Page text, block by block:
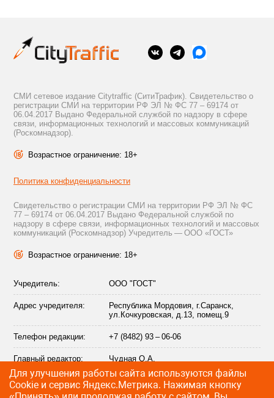
СМИ сетевое издание Citytraffic (СитиТрафик). Свидетельство о
регистрации СМИ на территории РФ ЭЛ № ФС 77 – 69174 от
06.04.2017 Выдано Федеральной службой по надзору в сфере
связи, информационных технологий и массовых коммуникаций
(Роскомнадзор).
Возрастное ограничение: 18+
Политика конфиденциальности
Свидетельство о регистрации СМИ на территории РФ ЭЛ № ФС
77 – 69174 от 06.04.2017 Выдано Федеральной службой по
надзору в сфере связи, информационных технологий и массовых
коммуникаций (Роскомнадзор) Учредитель — ООО «ГОСТ»
Возрастное ограничение: 18+
Учредитель: ООО "ГОСТ"
Адрес учредителя:
Республика Мордовия, г.Саранск,
ул.Кочкуровская, д.13, помещ.9
Телефон редакции: +7 (8482) 93 – 06-06
Главный редактор: Чудная О.А.
Адрес электронной
почты редакции:
info@citytraffic.ru
Для улучшения работы сайта используются файлы
Сookie и сервис Яндекс.Метрика. Нажимая кнопку